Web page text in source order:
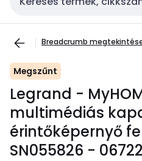
Keresési bemenet
Breadcrumb
Megszűnt
Legrand -
multimédiás
érintőképernyő
SN055826 -